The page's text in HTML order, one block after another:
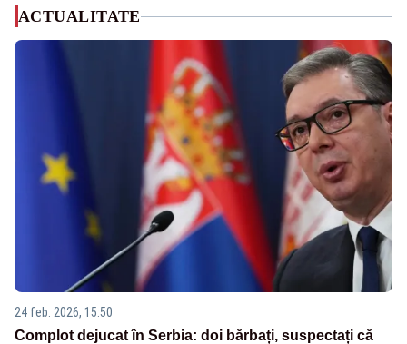
ACTUALITATE
24 feb. 2026, 15:50
Complot dejucat în Serbia: doi bărbați, suspectați că